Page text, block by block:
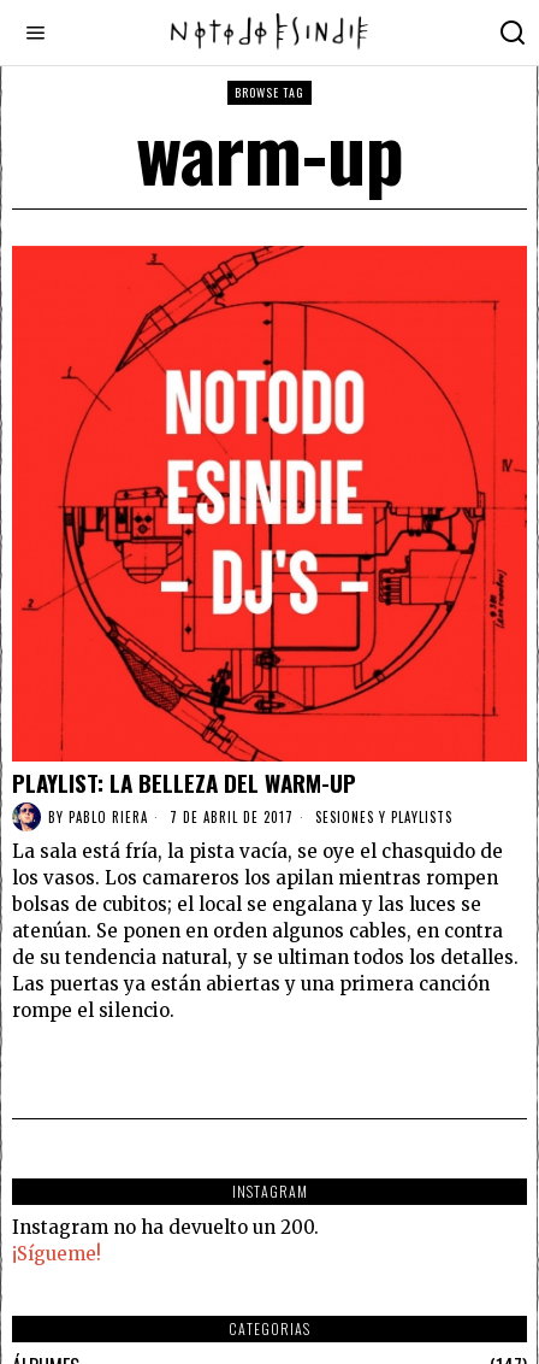
BROWSE TAG
warm-up
PLAYLIST: LA BELLEZA DEL WARM-UP
BY PABLO RIERA 7 DE ABRIL DE 2017 SESIONES Y PLAYLISTS
La sala está fría, la pista vacía, se oye el chasquido de
los vasos. Los camareros los apilan mientras rompen
bolsas de cubitos; el local se engalana y las luces se
atenúan. Se ponen en orden algunos cables, en contra
de su tendencia natural, y se ultiman todos los detalles.
Las puertas ya están abiertas y una primera canción
rompe el silencio.
INSTAGRAM
Instagram no ha devuelto un 200.
¡Sígueme!
CATEGORIAS